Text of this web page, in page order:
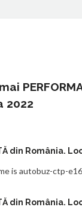
2022
din România.
din România.